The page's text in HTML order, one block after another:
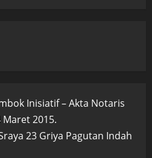
Inisiatif – Akta Notaris
2015.
23 Griya Pagutan Indah